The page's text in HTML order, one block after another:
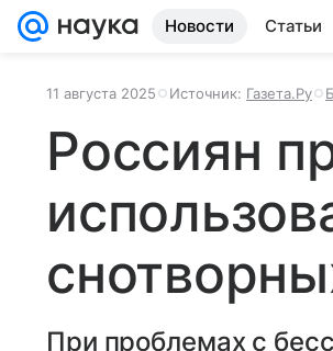
Новости Статьи
11 августа 2025 Источник: Газета.Ру
Россиян
При проблемах с